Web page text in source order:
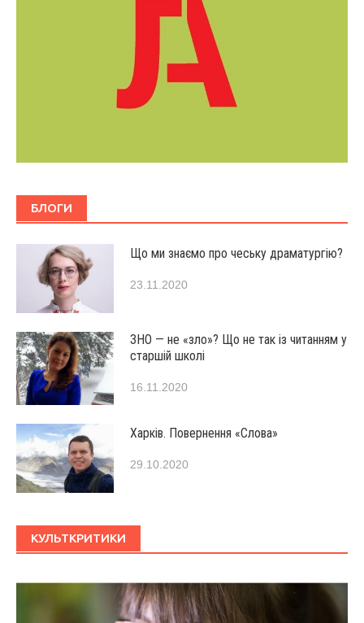
БЛОГИ
Що ми знаємо про чеську драматургію?
23.11.2020
ЗНО — не «зло»? Що не так із читанням у
старшій школі
16.11.2020
Харків. Повернення «Слова»
29.10.2020
КУЛЬТКРИТИКИ